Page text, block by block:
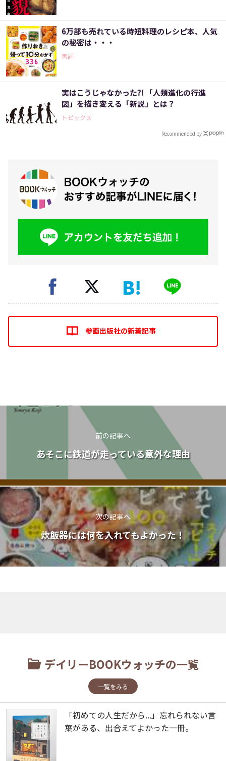
6万部も売れている時短料理のレシピ本、人気
の秘密は・・・
書評
実はこうじゃなかった?! 「人類進化の行進
図」を描き変える「新説」とは？
トピックス
Recommended by
参画出版社の新着記事
前の記事へ
あそこに鉄道が走っている意外な理由
次の記事へ
炊飯器には何を入れてもよかった！
デイリーBOOKウォッチの一覧
一覧をみる
「初めての人生だから...」忘れられない言
葉がある、出合えてよかった一冊。